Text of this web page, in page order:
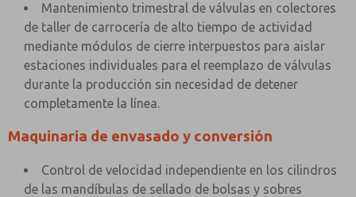
Mantenimiento trimestral de válvulas en colectores
de taller de carrocería de alto tiempo de actividad
mediante módulos de cierre interpuestos para aislar
estaciones individuales para el reemplazo de válvulas
durante la producción sin necesidad de detener
completamente la línea.
Maquinaria de envasado y conversión
Control de velocidad independiente en los cilindros
de las mandíbulas de sellado de bolsas y sobres